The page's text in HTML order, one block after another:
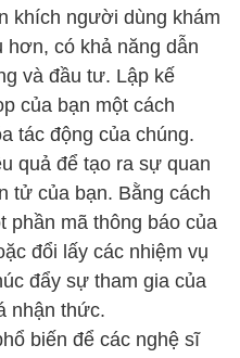
khích người dùng khám
hơn, có khả năng dẫn
và đầu tư. Lập kế
của bạn một cách
tác động của chúng.
quả để tạo ra sự quan
tử của bạn. Bằng cách
phần mã thông báo của
đổi lấy các nhiệm vụ
đẩy sự tham gia của
nhận thức.
biến để các nghệ sĩ